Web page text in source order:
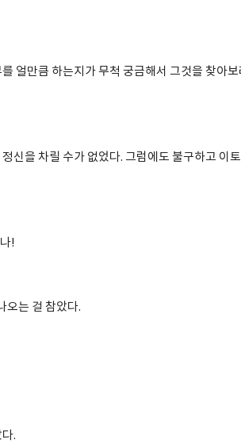
얼만큼 하는지가 무척 궁금해서 그것을 찾아
신을 차릴 수가 없었다. 그럼에도 불구하고 이
!
오는 걸 참았다.
.